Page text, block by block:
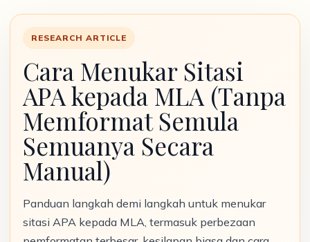
RESEARCH ARTICLE
Cara Menukar Sitasi
APA kepada MLA (Tanpa
Memformat Semula
Semuanya Secara
Manual)
Panduan langkah demi langkah untuk menukar
sitasi APA kepada MLA, termasuk perbezaan